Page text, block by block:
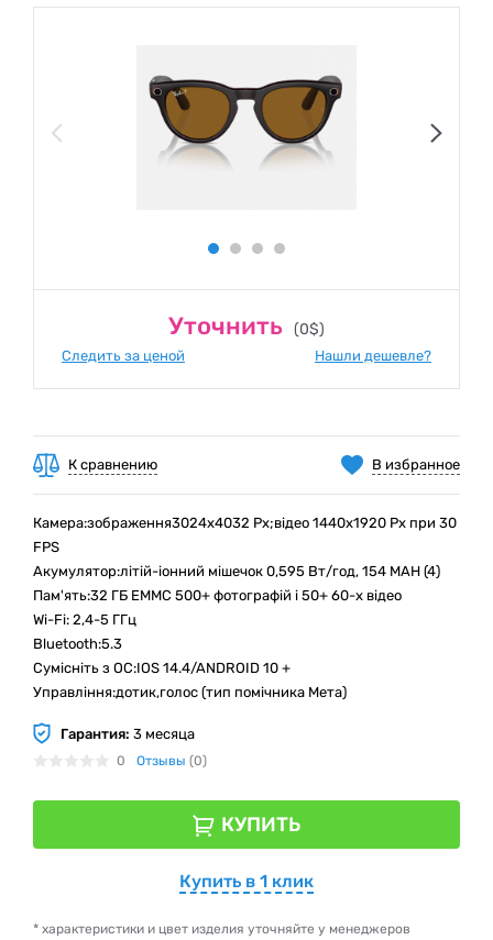
Уточнить (0$)
Следить за ценой Нашли дешевле?
В избранное
К сравнению
Камера:зображення3024x4032 Px;відео 1440x1920 Px при 30
FPS
Акумулятор:літій-іонний мішечок 0,595 Вт/год, 154 MAH (4)
Пам'ять:32 ГБ EMMC 500+ фотографій і 50+ 60-х відео
Wi-Fi: 2,4-5 ГГц
Bluetooth:5.3
Сумісніть з ОС:IOS 14.4/ANDROID 10 +
Управління:дотик,голос (тип помічника Мета)
Гарантия: 3 месяца
0 Отзывы (0)
КУПИТЬ
Купить в 1 клик
* характеристики и цвет изделия уточняйте у менеджеров